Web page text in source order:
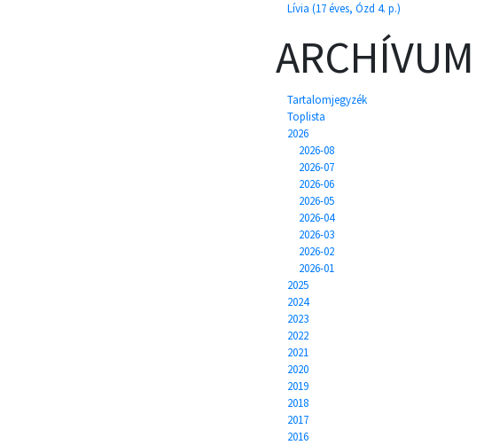
Lívia (17 éves, Ózd 4. p.)
ARCHÍVUM
Tartalomjegyzék
Toplista
2026
2026-08
2026-07
2026-06
2026-05
2026-04
2026-03
2026-02
2026-01
2025
2024
2023
2022
2021
2020
2019
2018
2017
2016